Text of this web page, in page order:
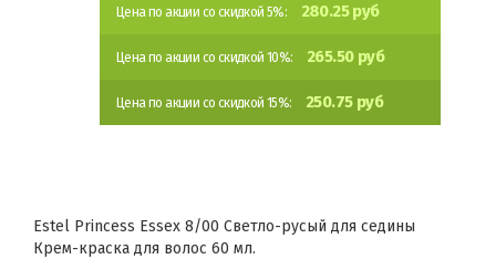
Цена по акции со скидкой 5%: 280.25 руб
Цена по акции со скидкой 10%: 265.50 руб
Цена по акции со скидкой 15%: 250.75 руб
Estel Princess Essex 8/00 Светло-русый для седины
Крем-краска для волос 60 мл.